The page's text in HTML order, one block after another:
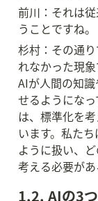
前川：それは
うことですね。
杉村：その通
れなかった現
AIが人間の知
せるようにな
は、標準化を
います。私た
ように扱い、
考える必要があ
1.2. AIの3